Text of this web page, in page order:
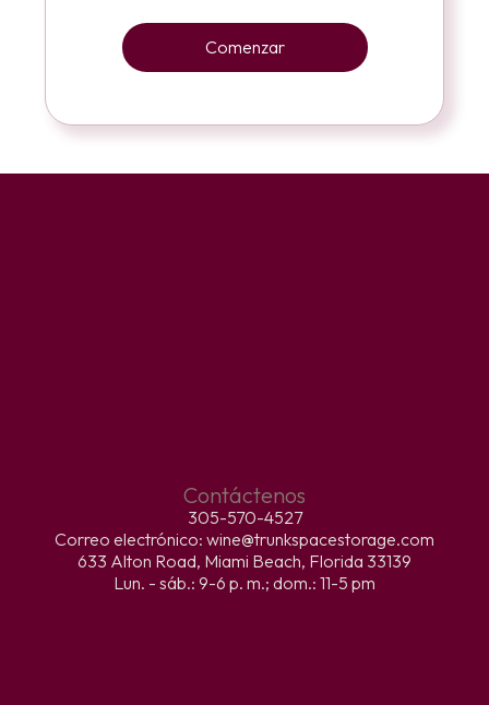
Contáctenos
305-570-4527
Correo electrónico: wine@trunkspacestorage.com
633 Alton Road, Miami Beach, Florida 33139
Lun. - sáb.: 9-6 p. m.; dom.: 11-5 pm